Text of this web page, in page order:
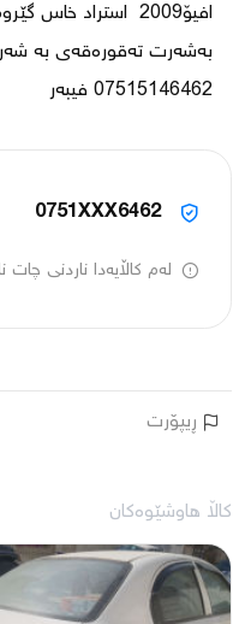
07515146462 فیبەر
0751XXX6462
لەم کاڵایەدا ناردنی چات
ڕیپۆرت
کاڵا هاوشێوەکان